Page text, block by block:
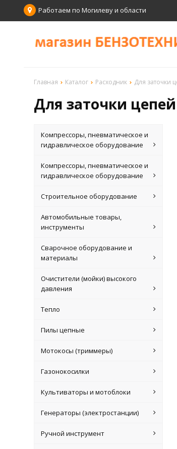
Работаем по Могилеву и области
Главная Каталог Расходник Для заточки
Для заточки цепей
Компрессоры, пневматическое и
гидравлическое оборудование
Компрессоры, пневматическое и
гидравлическое оборудование
Строительное оборудование
Автомобильные товары,
инструменты
Сварочное оборудование и
материалы
Очистители (мойки) высокого
давления
Тепло
Пилы цепные
Мотокосы (триммеры)
Газонокосилки
Культиваторы и мотоблоки
Генераторы (электростанции)
Ручной инструмент